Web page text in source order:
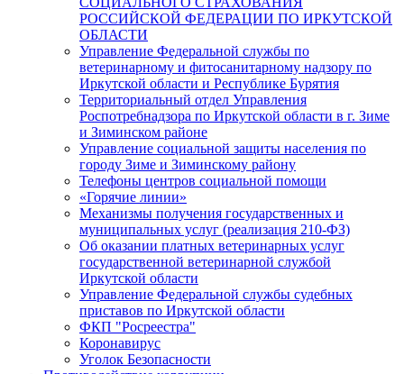
РОССИЙСКОЙ ФЕДЕРАЦИИ ПО ИРКУТСКОЙ
ОБЛАСТИ
Управление Федеральной службы по
ветеринарному и фитосанитарному надзору по
Иркутской области и Республике Бурятия
Территориальный отдел Управления
Роспотребнадзора по Иркутской области в г. Зиме
и Зиминском районе
Управление социальной защиты населения по
городу Зиме и Зиминскому району
Телефоны центров социальной помощи
«Горячие линии»
Механизмы получения государственных и
муниципальных услуг (реализация 210-ФЗ)
Об оказании платных ветеринарных услуг
государственной ветеринарной службой
Иркутской области
Управление Федеральной службы судебных
приставов по Иркутской области
ФКП "Росреестра"
Коронавирус
Уголок Безопасности